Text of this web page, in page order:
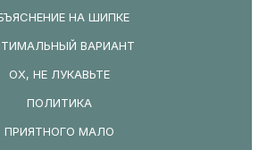
НА ШИПКЕ
ВАРИАНТ
ОХ, НЕ ЛУКАВЬТЕ
ПОЛИТИКА
ПРИЯТНОГО МАЛО